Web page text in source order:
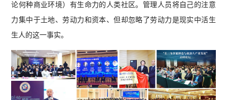
论何种商业环境）有生命力的人类社区。管理人员将自己的注意
力集中于土地、劳动力和资本、但却忽略了劳动力是现实中活生
生人的这一事实。